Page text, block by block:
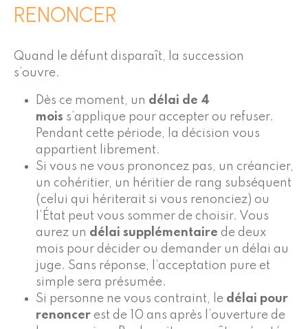
RENONCER
Quand le défunt disparaît, la succession
s’ouvre.
Dès ce moment, un délai de 4
mois s’applique pour accepter ou refuser.
Pendant cette période, la décision vous
appartient librement.
Si vous ne vous prononcez pas, un créancier,
un cohéritier, un héritier de rang subséquent
(celui qui hériterait si vous renonciez) ou
l’État peut vous sommer de choisir. Vous
aurez un délai supplémentaire de deux
mois pour décider ou demander un délai au
juge. Sans réponse, l’acceptation pure et
simple sera présumée.
Si personne ne vous contraint, le délai pour
renoncer est de 10 ans après l’ouverture de